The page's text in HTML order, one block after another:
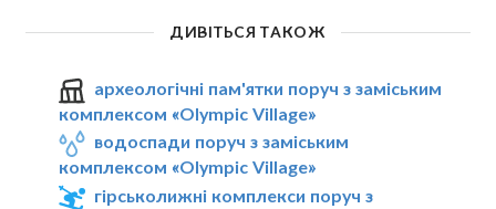
ДИВІТЬСЯ ТАКОЖ
археологічні пам'ятки поруч з заміським
комплексом «Olympic Village»
водоспади поруч з заміським
комплексом «Olympic Village»
гірськолижні комплекси поруч з